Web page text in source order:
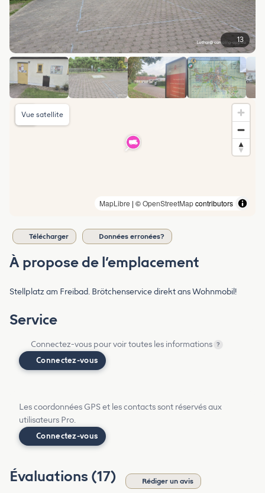
13
MapLibre | ©OpenStreetMapcontributors
Vue satellite
Télécharger Données erronées?
À propose de l’emplacement
Stellplatz am Freibad. Brötchenservice direkt ans Wohnmobil!
Service
Connectez-vous pour voir toutes les informations ?
Connectez-vous
Les coordonnées GPS et les contacts sont réservés aux
utilisateurs Pro.
Connectez-vous
Évaluations (17) Rédiger un avis